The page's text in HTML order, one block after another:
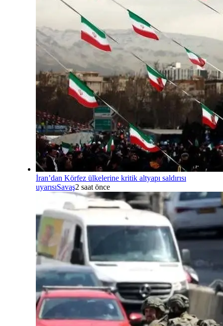
İran’dan Körfez ülkelerine kritik altyapı saldırısı
uyarısıSavaş2 saat önce